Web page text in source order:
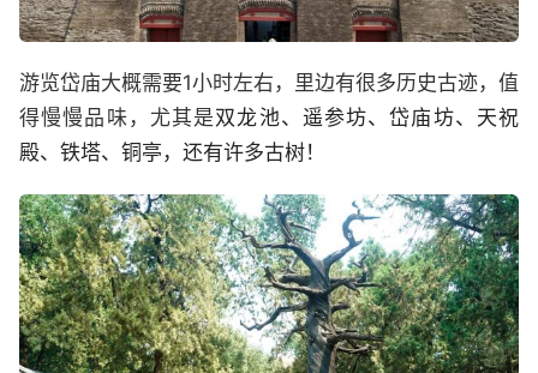
游览岱庙大概需要1小时左右，里边有很多历史古迹，值
得慢慢品味，尤其是双龙池、遥参坊、岱庙坊、天祝
殿、铁塔、铜亭，还有许多古树！